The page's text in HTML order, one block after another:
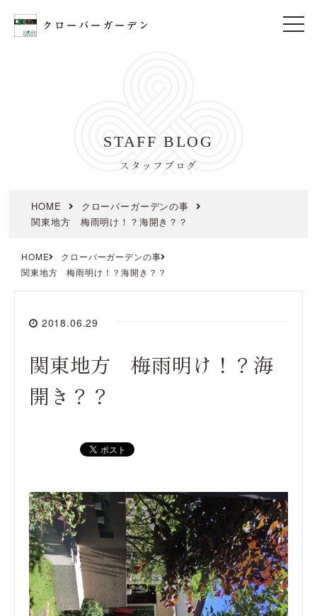
t
STAFF BLOG
スタッフブログ
HOME
クローバーガーデンの事
関東地方 梅雨明け！？海開き？？
HOME
クローバーガーデンの事
関東地方 梅雨明け！？海開き？？
2018.06.29
関東地方 梅雨明け！？海
開き？？